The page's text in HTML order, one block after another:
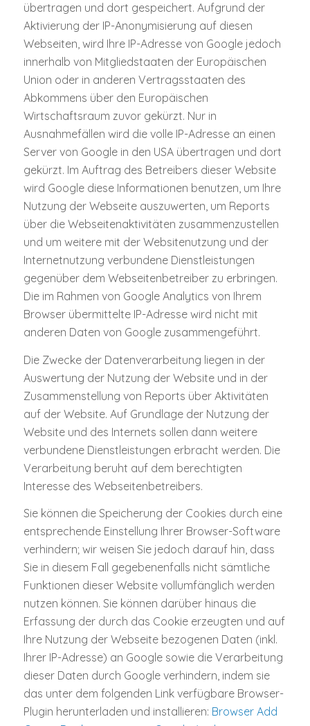
übertragen und dort gespeichert. Aufgrund der
Aktivierung der IP-Anonymisierung auf diesen
Webseiten, wird Ihre IP-Adresse von Google jedoch
innerhalb von Mitgliedstaaten der Europäischen
Union oder in anderen Vertragsstaaten des
Abkommens über den Europäischen
Wirtschaftsraum zuvor gekürzt. Nur in
Ausnahmefällen wird die volle IP-Adresse an einen
Server von Google in den USA übertragen und dort
gekürzt. Im Auftrag des Betreibers dieser Website
wird Google diese Informationen benutzen, um Ihre
Nutzung der Webseite auszuwerten, um Reports
über die Webseitenaktivitäten zusammenzustellen
und um weitere mit der Websitenutzung und der
Internetnutzung verbundene Dienstleistungen
gegenüber dem Webseitenbetreiber zu erbringen.
Die im Rahmen von Google Analytics von Ihrem
Browser übermittelte IP-Adresse wird nicht mit
anderen Daten von Google zusammengeführt.
Die Zwecke der Datenverarbeitung liegen in der
Auswertung der Nutzung der Website und in der
Zusammenstellung von Reports über Aktivitäten
auf der Website. Auf Grundlage der Nutzung der
Website und des Internets sollen dann weitere
verbundene Dienstleistungen erbracht werden. Die
Verarbeitung beruht auf dem berechtigten
Interesse des Webseitenbetreibers.
Sie können die Speicherung der Cookies durch eine
entsprechende Einstellung Ihrer Browser-Software
verhindern; wir weisen Sie jedoch darauf hin, dass
Sie in diesem Fall gegebenenfalls nicht sämtliche
Funktionen dieser Website vollumfänglich werden
nutzen können. Sie können darüber hinaus die
Erfassung der durch das Cookie erzeugten und auf
Ihre Nutzung der Webseite bezogenen Daten (inkl.
Ihrer IP-Adresse) an Google sowie die Verarbeitung
dieser Daten durch Google verhindern, indem sie
das unter dem folgenden Link verfügbare Browser-
Plugin herunterladen und installieren: Browser Add